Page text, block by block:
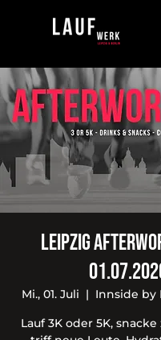
Leipzig
Mi., 01. Juli
  |
Innside by
Lauf 3K oder 5K,